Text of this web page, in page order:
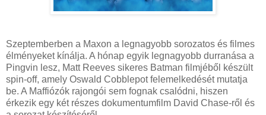
Szeptemberben a Maxon a legnagyobb sorozatos és filmes
élményeket kínálja. A hónap egyik legnagyobb durranása a
Pingvin lesz, Matt Reeves sikeres Batman filmjéből készült
spin-off, amely Oswald Cobblepot felemelkedését mutatja
be. A Maffiózók rajongói sem fognak csalódni, hiszen
érkezik egy két részes dokumentumfilm David Chase-ről és